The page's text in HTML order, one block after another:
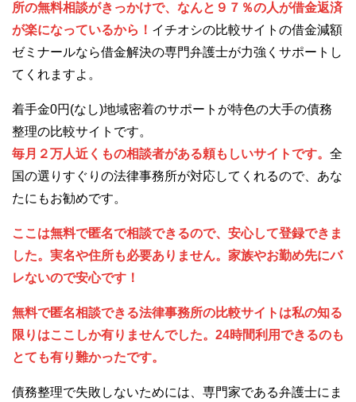
所の無料相談がきっかけで、なんと９７％の人が借金返済
が楽になっているから！ イチオシの比較サイトの借金減額
ゼミナールなら借金解決の専門弁護士が力強くサポートし
てくれますよ。
着手金0円(なし)地域密着のサポートが特色の大手の債務
整理の比較サイトです。
毎月２万人近くもの相談者がある頼もしいサイトです。 全
国の選りすぐりの法律事務所が対応してくれるので、あな
たにもお勧めです。
ここは無料で匿名で相談できるので、安心して登録できま
した。実名や住所も必要ありません。家族やお勤め先にバ
レないので安心です！
無料で匿名相談できる法律事務所の比較サイトは私の知る
限りはここしか有りませんでした。24時間利用できるのも
とても有り難かったです。
債務整理で失敗しないためには、専門家である弁護士にま